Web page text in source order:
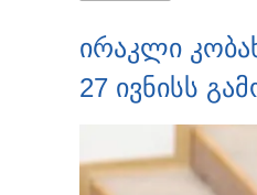
ირაკლი
27 ივნისს